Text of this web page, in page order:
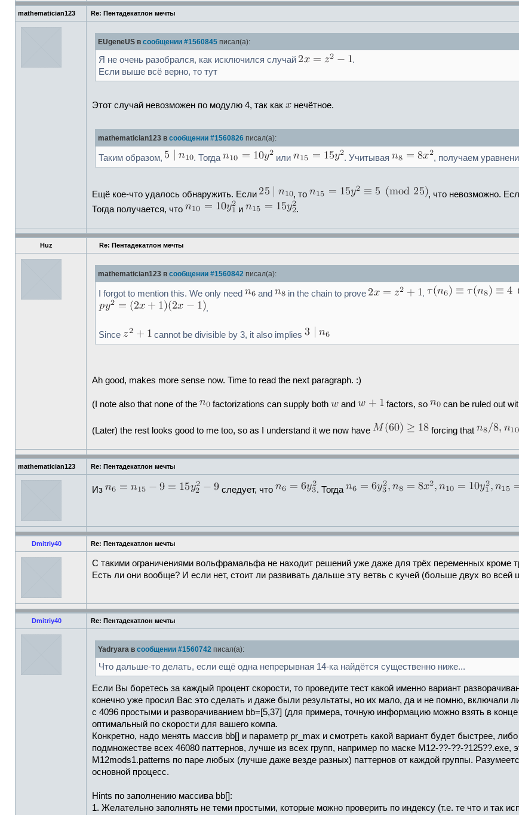
mathematician123 Re: Пентадекатлон мечты
EUgeneUS в сообщении #1560845 писал(а):
Я не очень разобрался, как исключился случай
.
Если выше всё верно, то тут
Этот случай невозможен по модулю 4, так как нечётное.
mathematician123 в сообщении #1560826 писал(а):
Таким образом, . Тогда или . Учитывая , получаем
Ещё кое-что удалось обнаружить. Если , то , что невозможно.
Тогда получается, что
и .
Huz Re: Пентадекатлон мечты
mathematician123 в сообщении #1560842 писал(а):
I forgot to mention this. We only need and in the chain to prove .
.
Since cannot be divisible by 3, it also implies
Ah good, makes more sense now. Time to read the next paragraph. :)
(I note also that none of the factorizations can supply both and factors, so can be ruled out
(Later) the rest looks good to me too, so as I understand it we now have forcing that
mathematician123 Re: Пентадекатлон мечты
Из следует, что . Тогда
Dmitriy40 Re: Пентадекатлон мечты
С такими ограничениями вольфрамальфа не находит решений уже даже для трёх переменных кроме
Есть ли они вообще? И если нет, стоит ли развивать дальше эту ветвь с кучей (больше двух во всей
Dmitriy40 Re: Пентадекатлон мечты
Yadryara в сообщении #1560742 писал(а):
Что дальше-то делать, если ещё одна непрерывная 14-ка найдётся существенно ниже...
Если Вы боретесь за каждый процент скорости, то проведите тест какой именно вариант
конечно уже просил Вас это сделать и даже были результаты, но их мало, да и не помню, включали
с 4096 простыми и разворачиванием bb=[5,37] (для примера, точную информацию можно взять в
оптимальный по скорости для вашего компа.
Конкретно, надо менять массив bb[] и параметр pr_max и смотреть какой вариант будет быстрее,
подмножестве всех 46080 паттернов, лучше из всех групп, например по маске M12-??-??-?125??.exe,
M12mods1.patterns по паре любых (лучше даже везде разных) паттернов от каждой группы.
основной процесс.
Hints по заполнению массива bb[]:
1. Желательно заполнять не теми простыми, которые можно проверить по индексу (т.е. те что и так